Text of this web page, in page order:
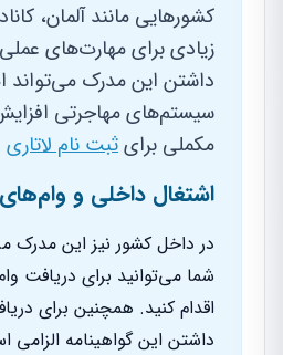
کشورهایی مانند آلمان،
زیادی برای مهارت‌های
داشتن این مدرک می‌تواند
سیستم‌های مهاجرتی
مکملی برایثبت نام لاتاری
اشتغال داخلی و
در داخل کشور نیز این مدرک
شما می‌توانید برای دریافت
اقدام کنید. همچنین برای
داشتن این گواهینامه